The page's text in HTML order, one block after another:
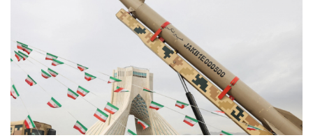
Nga tung “lưới điện tử” Volna Kupol Garant, khóa sóng
Mỹ tiêu hao gần 80% số tên lửa đánh chặn trong cuộc
chiến với Iran
PHÂN TÍCH